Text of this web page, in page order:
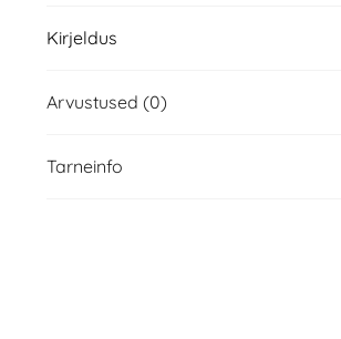
Kirjeldus
Arvustused (0)
Tarneinfo